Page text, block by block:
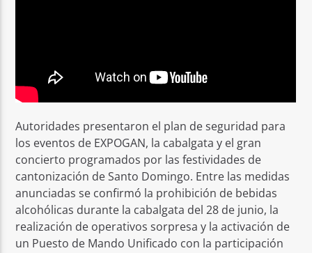
Autoridades presentaron el plan de seguridad para
los eventos de EXPOGAN, la cabalgata y el gran
concierto programados por las festividades de
cantonización de Santo Domingo. Entre las medidas
anunciadas se confirmó la prohibición de bebidas
alcohólicas durante la cabalgata del 28 de junio, la
realización de operativos sorpresa y la activación de
un Puesto de Mando Unificado con la participación